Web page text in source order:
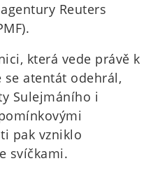
Reuters
která vede právě k
atentát odehrál,
Sulejmáního i
pak vzniklo
svíčkami.